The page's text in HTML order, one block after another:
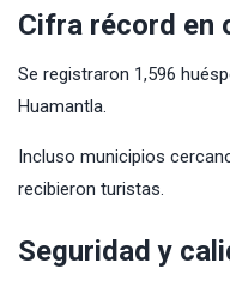
Cifra récord en
Se registraron 1,596
Huamantla.
Incluso municipios
recibieron turistas.
Seguridad y